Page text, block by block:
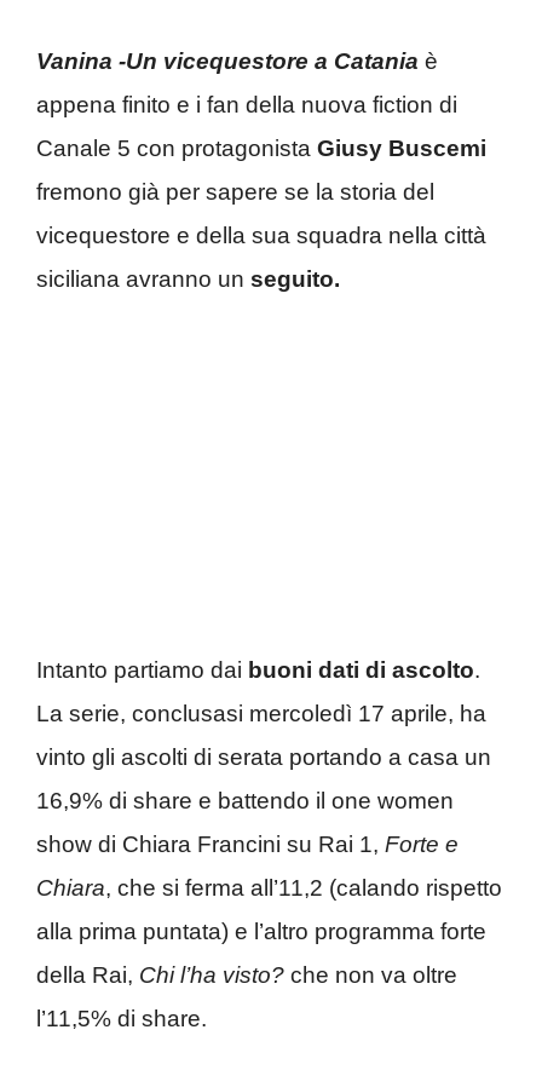
Vanina -Un vicequestore a Catania è
appena finito e i fan della nuova fiction di
Canale 5 con protagonista Giusy Buscemi
fremono già per sapere se la storia del
vicequestore e della sua squadra nella città
siciliana avranno un seguito.
Intanto partiamo dai buoni dati di ascolto.
La serie, conclusasi mercoledì 17 aprile, ha
vinto gli ascolti di serata portando a casa un
16,9% di share e battendo il one women
show di Chiara Francini su Rai 1, Forte e
Chiara, che si ferma all’11,2 (calando rispetto
alla prima puntata) e l’altro programma forte
della Rai, Chi l’ha visto? che non va oltre
l’11,5% di share.